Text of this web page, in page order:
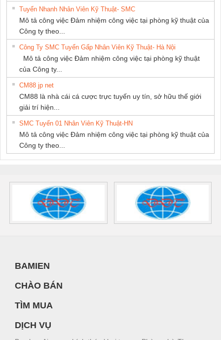
Tuyển Nhanh Nhân Viên Kỹ Thuật- SMC
Mô tả công việc Đảm nhiệm công việc tại phòng kỹ thuật của
Công ty theo...
Công Ty SMC Tuyển Gấp Nhân Viên Kỹ Thuật- Hà Nội
Mô tả công việc Đảm nhiệm công việc tại phòng kỹ thuật
của Công ty...
CM88 jp net
CM88 là nhà cái cá cược trực tuyến uy tín, sở hữu thế giới
giải trí hiện...
SMC Tuyển 01 Nhân Viên Kỹ Thuật-HN
Mô tả công việc Đảm nhiệm công việc tại phòng kỹ thuật của
Công ty theo...
BAMIEN
CHÀO BÁN
TÌM MUA
DỊCH VỤ